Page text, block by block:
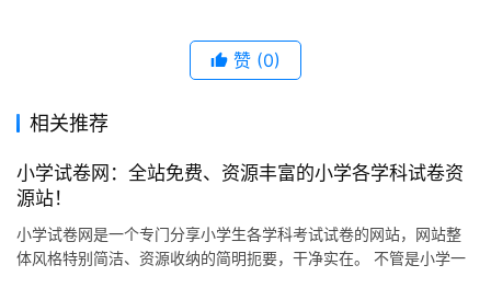
赞 (0)
相关推荐
小学试卷网：全站免费、资源丰富的小学各学科试卷资
源站！
小学试卷网是一个专门分享小学生各学科考试试卷的网站，网站整
体风格特别简洁、资源收纳的简明扼要，干净实在。 不管是小学一